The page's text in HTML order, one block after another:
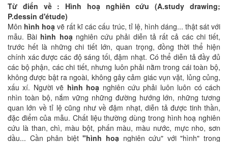
Từ điển về : Hình hoạ nghiên cứu (A.study drawing;
P.dessin d'étude)
Môn hình hoạ vẽ rất kĩ các cấu trúc, tỉ lệ, hình dáng... thật sát với
mẫu. Bài hình hoạ nghiên cứu phải diễn tả rất cả các chi tiết,
trước hết là những chi tiết lớn, quan trọng, đồng thời thể hiện
chính xác được các độ sáng tối, đậm nhạt. Có thể diễn tả đầy đủ
các bộ phận, các chi tiết, nhưng luôn phải nằm trong cái toàn bộ,
không được bật ra ngoài, không gây cảm giác vụn vặt, lủng củng,
xấu xí. Người vẽ hình hoạ nghiên cứu phải luôn luôn có cách
nhìn toàn bộ, nắm vững những đường hướng lớn, những tương
quan lớn về tỉ lệ cũng như về đậm nhạt, diễn tả được tinh thần,
đặc điểm của mẫu. Chất liệu thường dùng trong hình hoạ nghiên
cứu là than, chì, màu bột, phấn màu, màu nước, mực nho, sơn
dầu... Cần phân biệt"hình hoạ nghiên cứu" với "hình" trong